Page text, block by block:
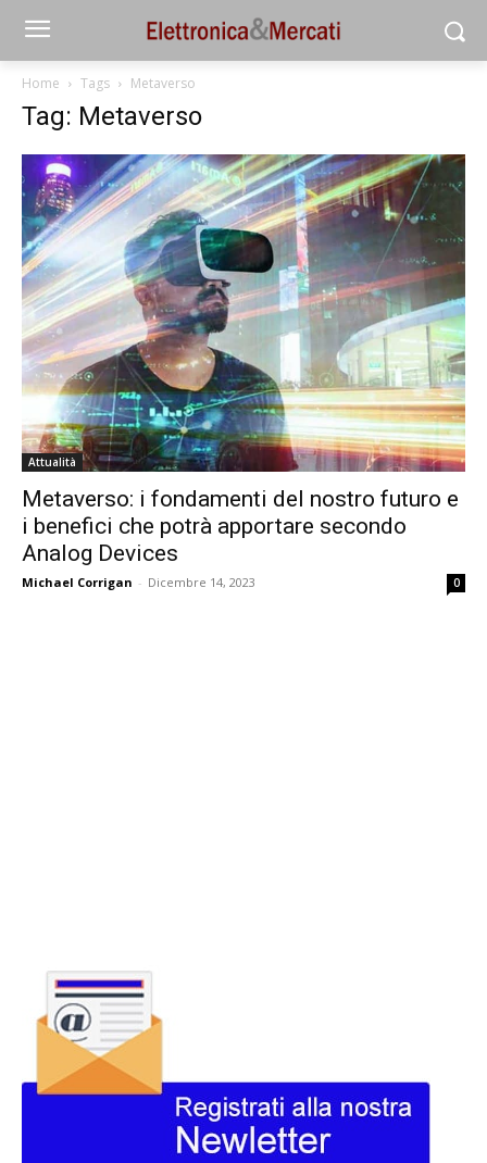
Home Tags Metaverso
Tag: Metaverso
Attualità
Metaverso: i fondamenti del nostro futuro e
i benefici che potrà apportare secondo
Analog Devices
Michael Corrigan - Dicembre 14, 2023 0